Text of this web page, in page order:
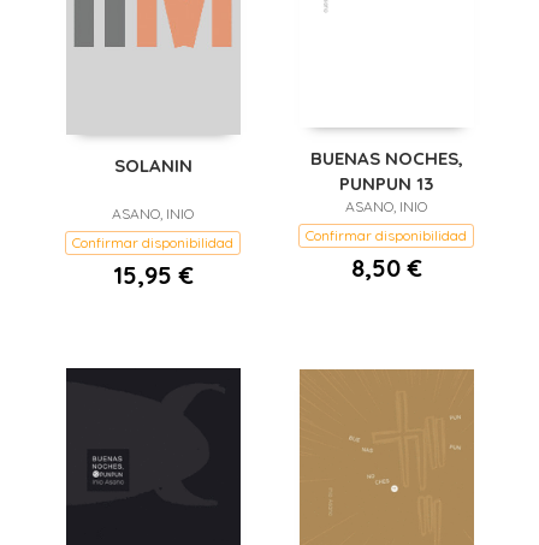
SOLANIN
ASANO, INIO
Confirmar disponibilidad
15,95 €
BUENAS NOCHES,
PUNPUN 13
ASANO, INIO
Confirmar disponibilidad
8,50 €